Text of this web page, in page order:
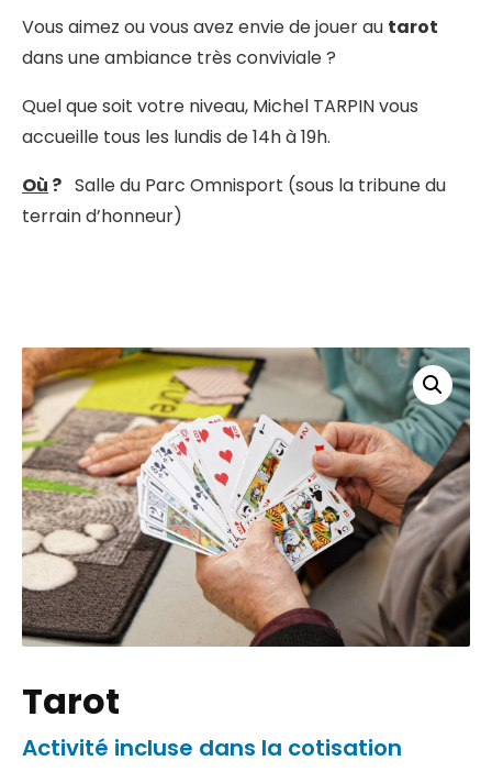
Vous aimez ou vous avez envie de jouer au tarot
dans une ambiance très conviviale ?
Quel que soit votre niveau, Michel TARPIN vous
accueille tous les lundis de 14h à 19h.
Où ? Salle du Parc Omnisport (sous la tribune du
terrain d’honneur)
Tarot
Activité incluse dans la cotisation